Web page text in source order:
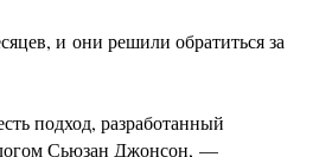
и они решили обратиться за
подход, разработанный
Сьюзан Джонсон, —